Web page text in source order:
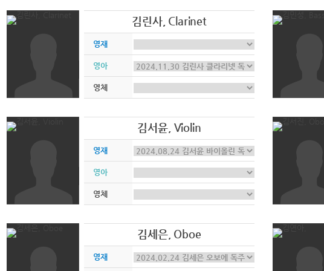
김린사, Clarinet
영재
영아
영체
김서윤, Violin
영재
영아
영체
김세은, Oboe
영재